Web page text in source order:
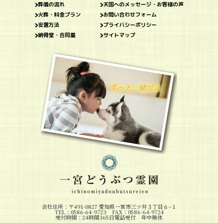
会社住所：〒491-0827 愛知県一宮市三ツ井３丁目６−１
TEL：0586-64-9723 FAX：0586-64-9724
受付時間：24時間365日電話受付 年中無休
葬儀の流れ
火葬・料金プラン
安置方法
納骨堂・合同墓
天国へのメッセージ・お客様の声
お問い合わせフォーム
プライバシーポリシー
サイトマップ